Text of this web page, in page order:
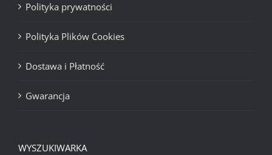
Polityka prywatności
Polityka Plików Cookies
Dostawa i Płatność
Gwarancja
WYSZUKIWARKA